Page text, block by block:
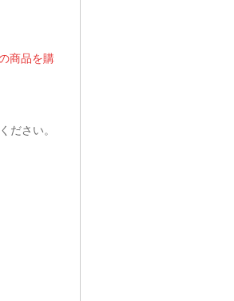
商品を購
ださい。